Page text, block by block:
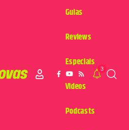
Guias
Reviews
Especiais
Videos
Podcasts
3